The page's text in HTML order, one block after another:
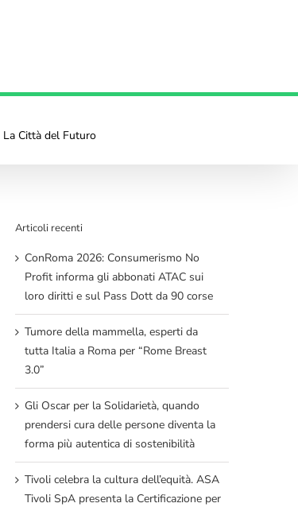
La Città del Futuro
Articoli recenti
ConRoma 2026: Consumerismo No
Profit informa gli abbonati ATAC sui
loro diritti e sul Pass Dott da 90 corse
Tumore della mammella, esperti da
tutta Italia a Roma per “Rome Breast
3.0”
Gli Oscar per la Solidarietà, quando
prendersi cura delle persone diventa la
forma più autentica di sostenibilità
Tivoli celebra la cultura dell’equità. ASA
Tivoli SpA presenta la Certificazione per